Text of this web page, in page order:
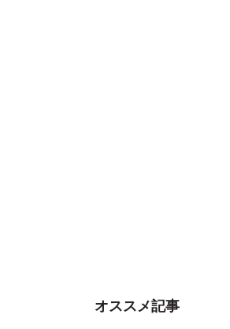
オススメ記事